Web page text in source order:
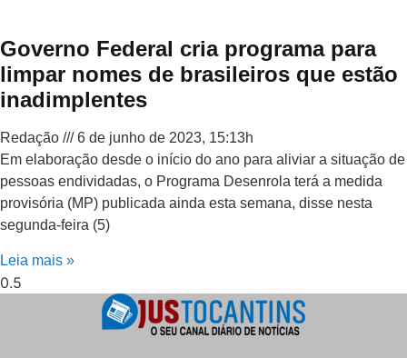
Governo Federal cria programa para
limpar nomes de brasileiros que estão
inadimplentes
Redação
6 de junho de 2023, 15:13h
Em elaboração desde o início do ano para aliviar a situação de
pessoas endividadas, o Programa Desenrola terá a medida
provisória (MP) publicada ainda esta semana, disse nesta
segunda-feira (5)
Leia mais »